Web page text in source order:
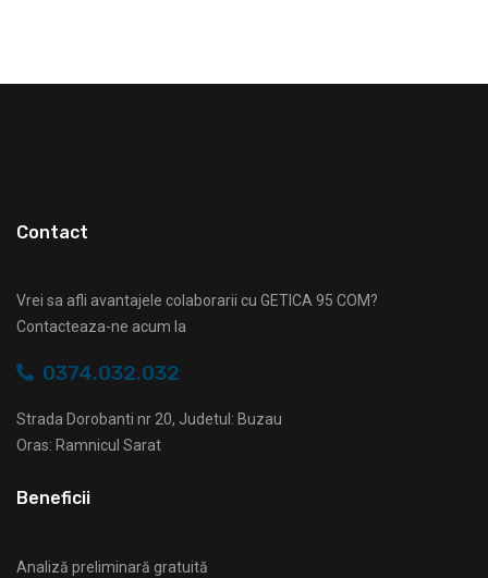
Contact
Vrei sa afli avantajele colaborarii cu GETICA 95 COM?
Contacteaza-ne acum la
0374.032.032
Strada Dorobanti nr 20, Judetul: Buzau
Oras: Ramnicul Sarat
Beneficii
Analiză preliminară gratuită